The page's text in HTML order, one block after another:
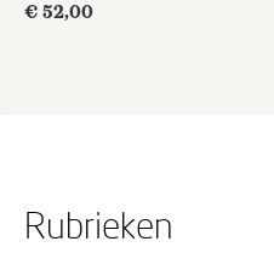
€ 52,00
Rubrieken